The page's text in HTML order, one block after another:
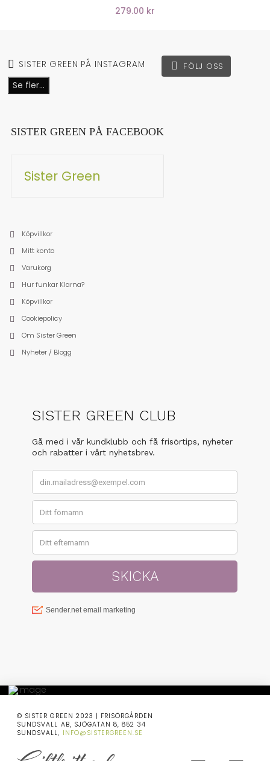
279.00 kr
SISTER GREEN PÅ INSTAGRAM FÖLJ OSS
Se fler...
SISTER GREEN PÅ FACEBOOK
Sister Green
Köpvillkor
Mitt konto
Varukorg
Hur funkar Klarna?
Köpvillkor
Cookiepolicy
Om Sister Green
Nyheter / Blogg
© SISTER GREEN 2023 | FRISÖRGÅRDEN
SUNDSVALL AB, SJÖGATAN 8, 852 34
SUNDSVALL, INFO@SISTERGREEN.SE